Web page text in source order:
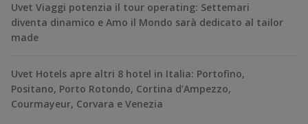
Uvet Viaggi potenzia il tour operating: Settemari
diventa dinamico e Amo il Mondo sarà dedicato al tailor
made
Uvet Hotels apre altri 8 hotel in Italia: Portofino,
Positano, Porto Rotondo, Cortina d’Ampezzo,
Courmayeur, Corvara e Venezia